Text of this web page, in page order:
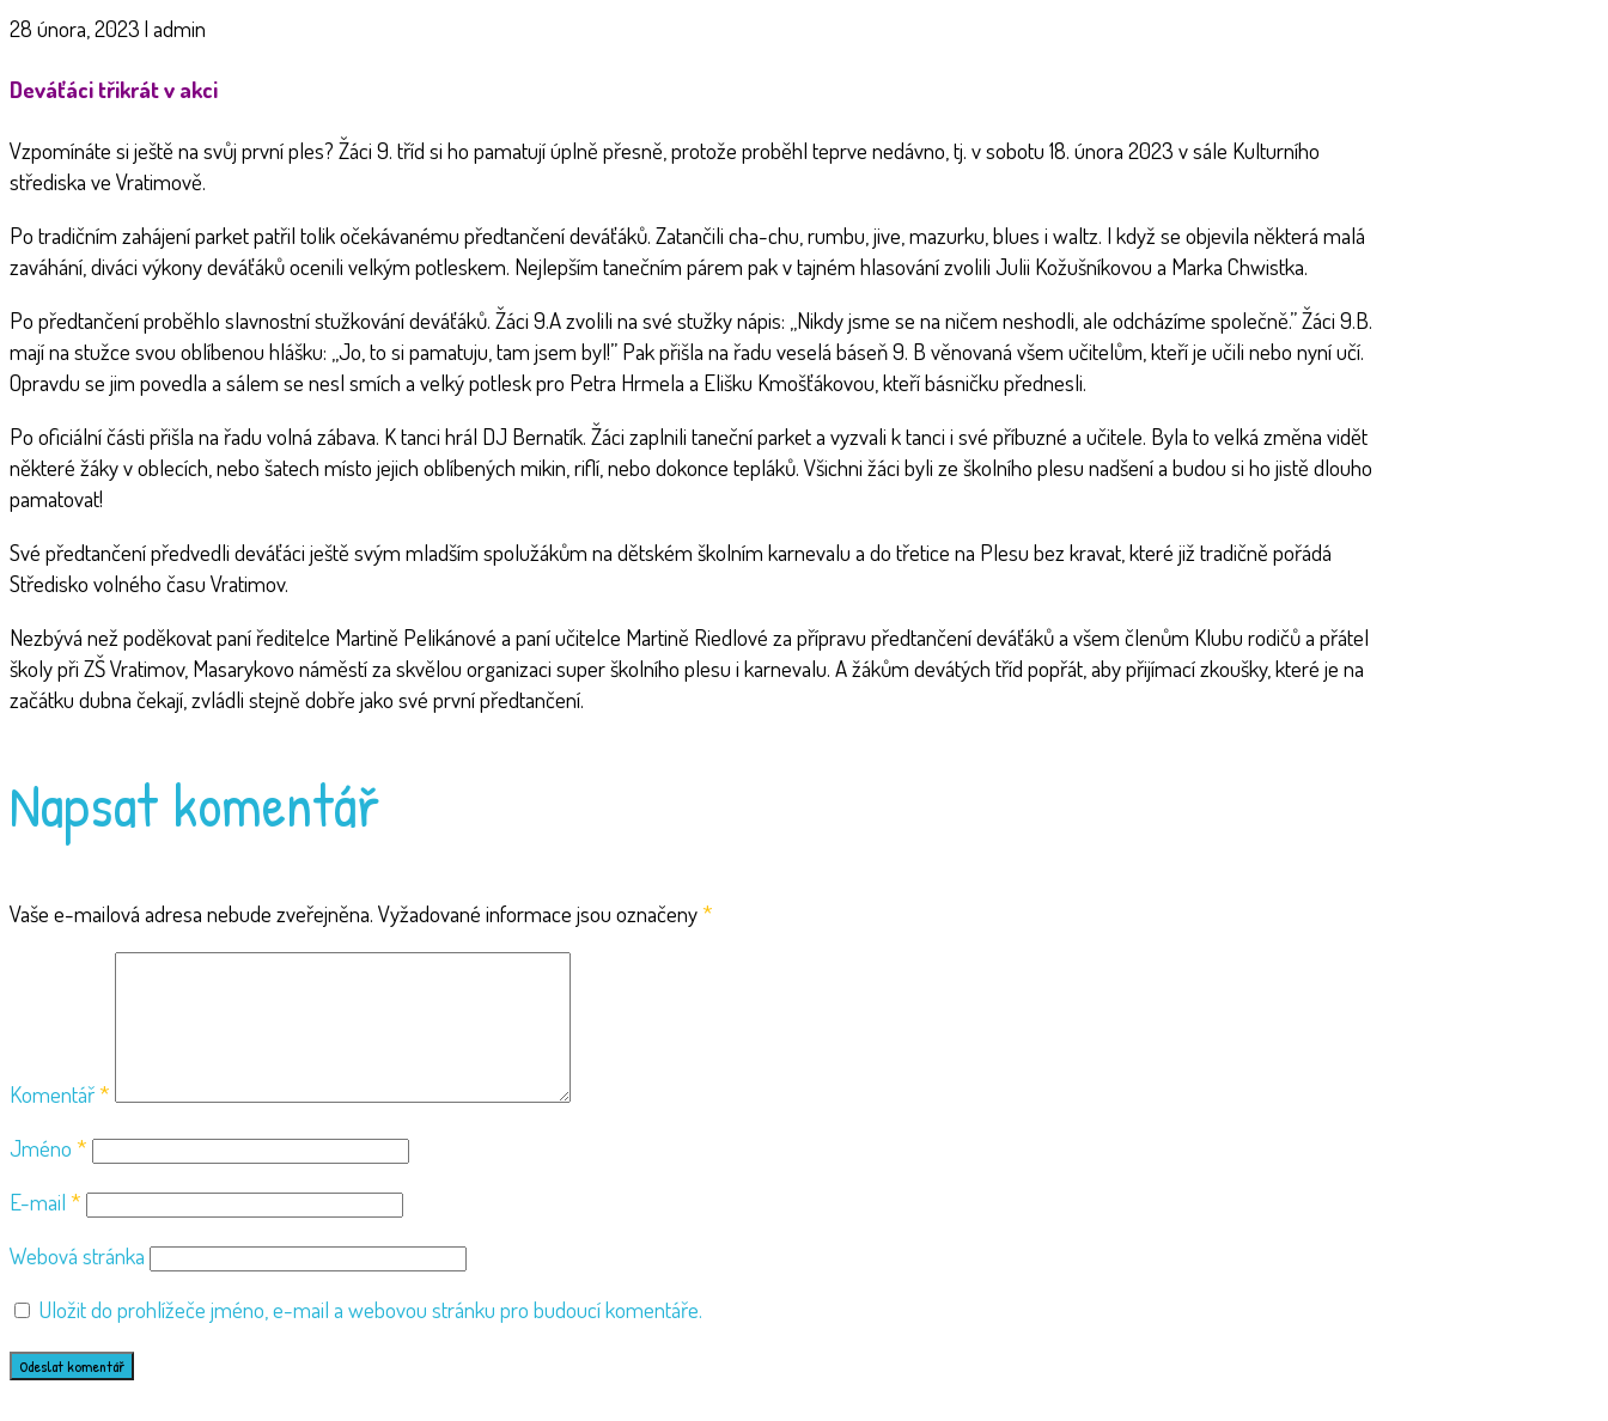
28 února, 2023 | admin
Deváťáci třikrát v akci
Vzpomínáte si ještě na svůj první ples? Žáci 9. tříd si ho pamatují úplně přesně, protože proběhl teprve nedávno, tj. v sobotu 18. února 2023 v sále Kulturního
střediska ve Vratimově.
Po tradičním zahájení parket patřil tolik očekávanému předtančení deváťáků. Zatančili cha-chu, rumbu, jive, mazurku, blues i waltz. I když se objevila některá malá
zaváhání, diváci výkony deváťáků ocenili velkým potleskem. Nejlepším tanečním párem pak v tajném hlasování zvolili Julii Kožušníkovou a Marka Chwistka.
Po předtančení proběhlo slavnostní stužkování deváťáků. Žáci 9.A zvolili na své stužky nápis: ,,Nikdy jsme se na ničem neshodli, ale odcházíme společně.” Žáci 9.B.
mají na stužce svou oblíbenou hlášku: ,,Jo, to si pamatuju, tam jsem byl!” Pak přišla na řadu veselá báseň 9. B věnovaná všem učitelům, kteří je učili nebo nyní učí.
Opravdu se jim povedla a sálem se nesl smích a velký potlesk pro Petra Hrmela a Elišku Kmošťákovou, kteří básničku přednesli.
Po oficiální části přišla na řadu volná zábava. K tanci hrál DJ Bernatík. Žáci zaplnili taneční parket a vyzvali k tanci i své příbuzné a učitele. Byla to velká změna vidět
některé žáky v oblecích, nebo šatech místo jejich oblíbených mikin, riflí, nebo dokonce tepláků. Všichni žáci byli ze školního plesu nadšení a budou si ho jistě dlouho
pamatovat!
Své předtančení předvedli deváťáci ještě svým mladším spolužákům na dětském školním karnevalu a do třetice na Plesu bez kravat, které již tradičně pořádá
Středisko volného času Vratimov.
Nezbývá než poděkovat paní ředitelce Martině Pelikánové a paní učitelce Martině Riedlové za přípravu předtančení deváťáků a všem členům Klubu rodičů a přátel
školy při ZŠ Vratimov, Masarykovo náměstí za skvělou organizaci super školního plesu i karnevalu. A žákům devátých tříd popřát, aby přijímací zkoušky, které je na
začátku dubna čekají, zvládli stejně dobře jako své první předtančení.
Napsat komentář
Vaše e-mailová adresa nebude zveřejněna. Vyžadované informace jsou označeny*
Komentář*
Jméno *
E-mail *
Webová stránka
Uložit do prohlížeče jméno, e-mail a webovou stránku pro budoucí komentáře.